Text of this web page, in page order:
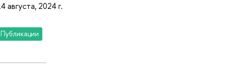
августа, 2024 г.
Публикации